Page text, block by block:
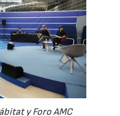
y Foro AMC